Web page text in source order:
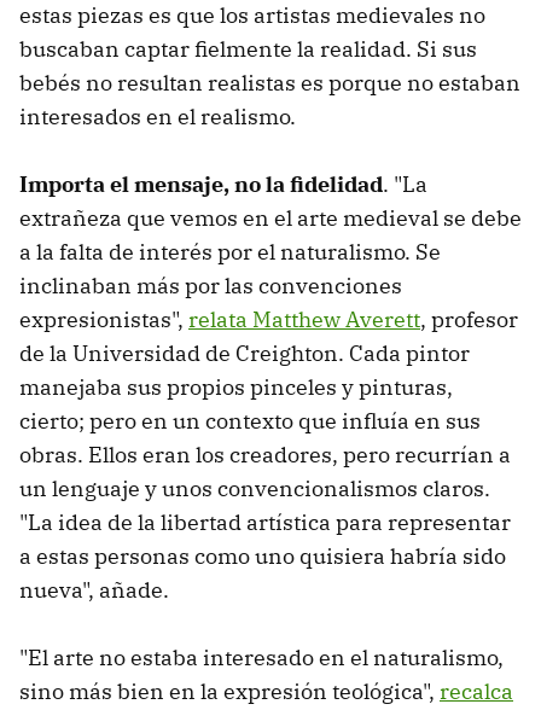
estas piezas es que los artistas medievales no
buscaban captar fielmente la realidad. Si sus
bebés no resultan realistas es porque no estaban
interesados en el realismo.
Importa el mensaje, no la fidelidad. "La
extrañeza que vemos en el arte medieval se debe
a la falta de interés por el naturalismo. Se
inclinaban más por las convenciones
expresionistas", relata Matthew Averett, profesor
de la Universidad de Creighton. Cada pintor
manejaba sus propios pinceles y pinturas,
cierto; pero en un contexto que influía en sus
obras. Ellos eran los creadores, pero recurrían a
un lenguaje y unos convencionalismos claros.
"La idea de la libertad artística para representar
a estas personas como uno quisiera habría sido
nueva", añade.
"El arte no estaba interesado en el naturalismo,
sino más bien en la expresión teológica", recalca